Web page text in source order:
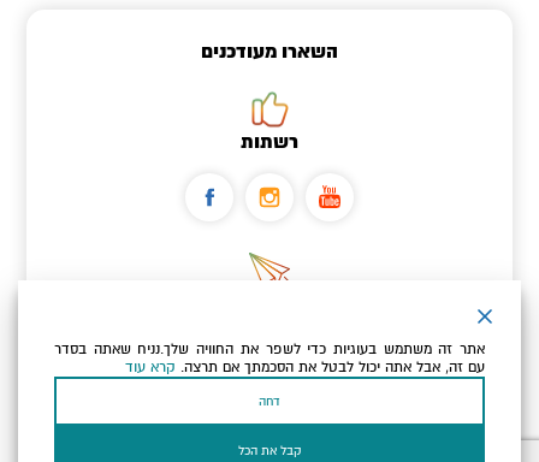
השארו מעודכנים
רשתות
כתובת הדוא"ל שלך
אני מאשר/ת שקראתי ומסכים/הלמדיניות הפרטיות ולמדיניות
אתר זה משתמש בעוגיות כדי לשפר את החוויה שלך.נניח שאתה בסדר
עם זה, אבל אתה יכול לבטל את הסכמתך אם תרצה. קרא עוד
דחה
קבל את הכל